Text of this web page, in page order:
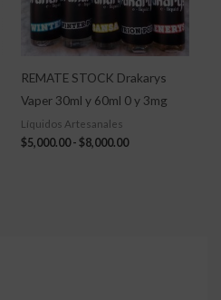
REMATE STOCK Drakarys
Vaper 30ml y 60ml 0 y 3mg
Líquidos Artesanales
$5,000.00 - $8,000.00